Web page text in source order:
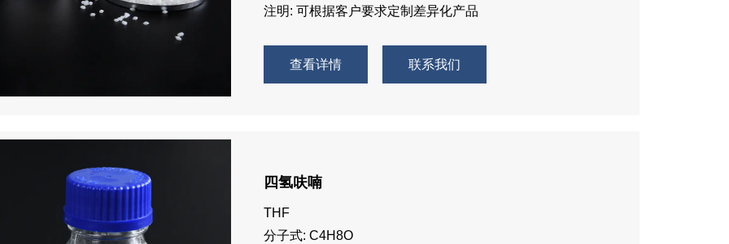
注明: 可根据客户要求定制差异化产品
查看详情 联系我们
四氢呋喃
THF
分子式: C4H8O